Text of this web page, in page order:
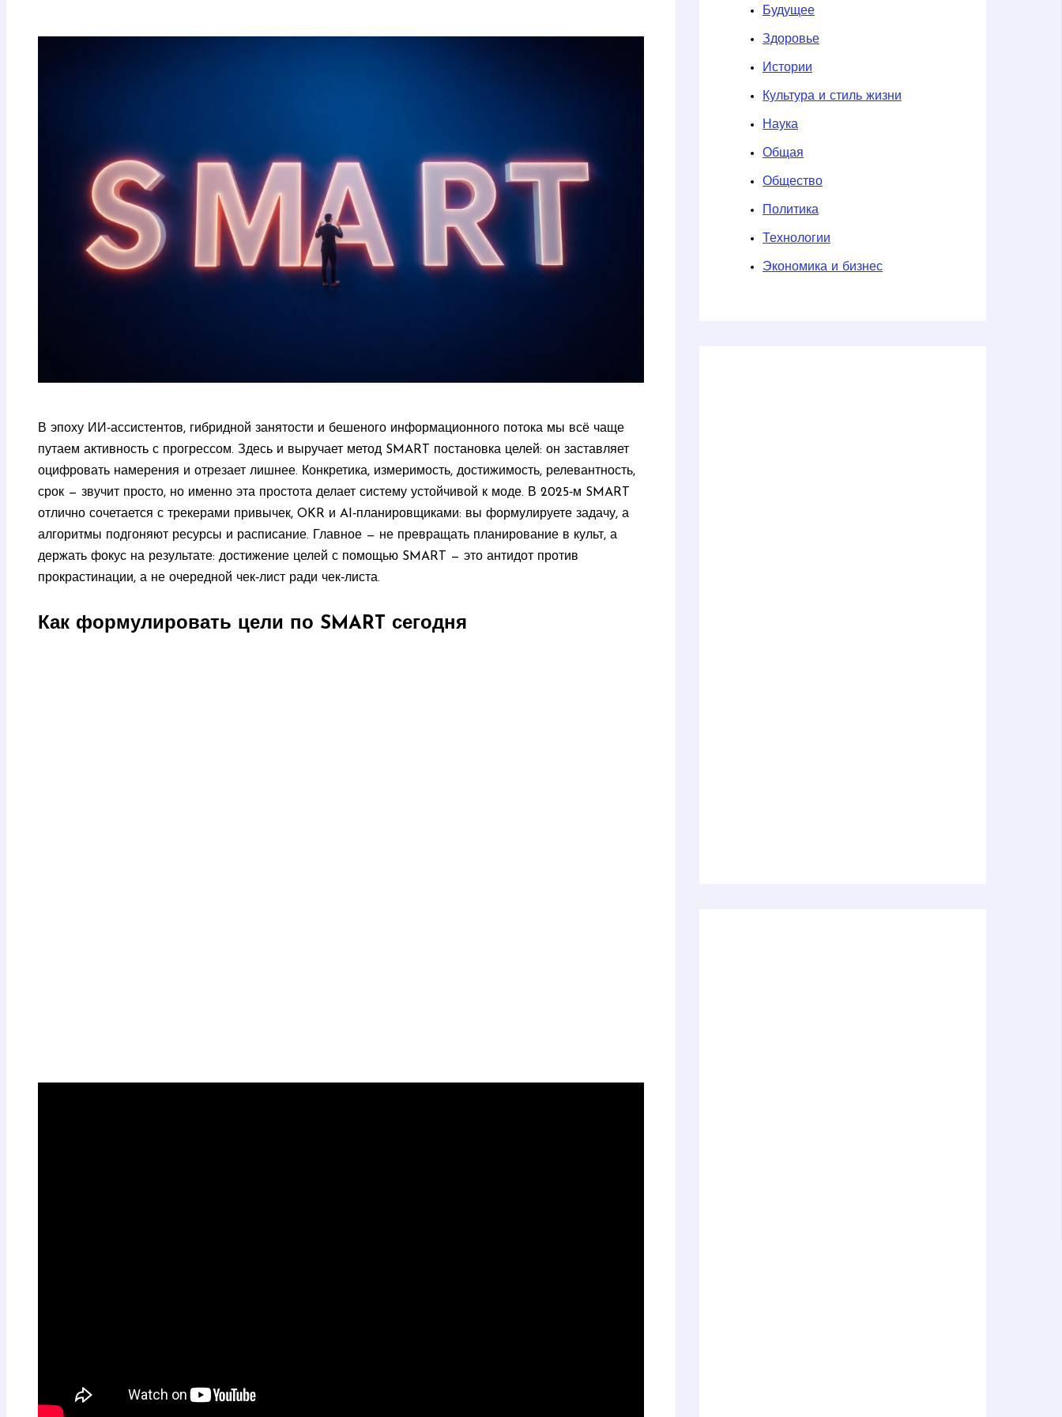
В эпоху ИИ‑ассистентов, гибридной занятости и бешеного информационного потока мы всё чаще
путаем активность с прогрессом. Здесь и выручает метод SMART постановка целей: он заставляет
оцифровать намерения и отрезает лишнее. Конкретика, измеримость, достижимость, релевантность,
срок — звучит просто, но именно эта простота делает систему устойчивой к моде. В 2025‑м SMART
отлично сочетается с трекерами привычек, OKR и AI‑планировщиками: вы формулируете задачу, а
алгоритмы подгоняют ресурсы и расписание. Главное — не превращать планирование в культ, а
держать фокус на результате: достижение целей с помощью SMART — это антидот против
прокрастинации, а не очередной чек‑лист ради чек‑листа.
Как формулировать цели по SMART сегодня
Будущее
Здоровье
Истории
Культура и стиль жизни
Наука
Общая
Общество
Политика
Технологии
Экономика и бизнес